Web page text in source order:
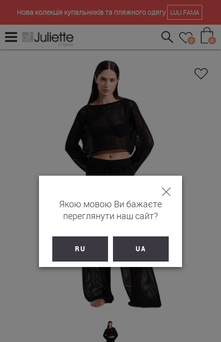
Нова колекція купальників та пляжного одягу LULI FAMA
0 0
Якою мовою Ви бажаєте
переглянути наш сайт?
RU UA